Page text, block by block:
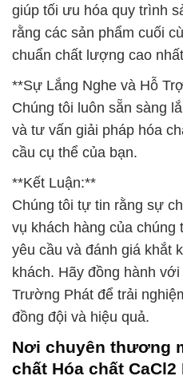
giúp tối ưu hóa quy trình
rằng các sản phẩm cuối
chuẩn chất lượng cao
**Sự Lắng Nghe và Hỗ
Chúng tôi luôn sẵn sàng
và tư vấn giải pháp hóa
cầu cụ thể của bạn.
**Kết Luận:**
Chúng tôi tự tin rằng sự
vụ khách hàng của chúng
yêu cầu và đánh giá khắt
khách. Hãy đồng hành
Trường Phát để trải
đồng đội và hiệu quả.
Nơi chuyên thương
chất Hóa chất